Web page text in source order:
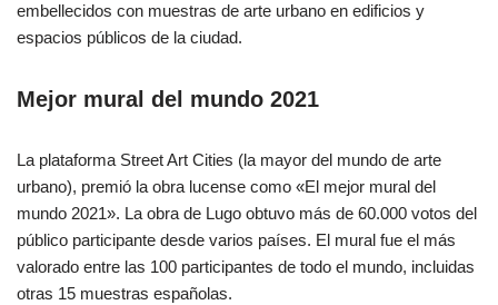
embellecidos con muestras de arte urbano en edificios y
espacios públicos de la ciudad.
Mejor mural del mundo 2021
La plataforma Street Art Cities (la mayor del mundo de arte
urbano), premió la obra lucense como «El mejor mural del
mundo 2021». La obra de Lugo obtuvo más de 60.000 votos del
público participante desde varios países. El mural fue el más
valorado entre las 100 participantes de todo el mundo, incluidas
otras 15 muestras españolas.